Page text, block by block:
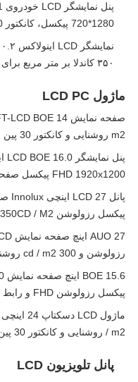
1280*720 پیکسل، کانکتور 60 پین و روشنایی 600 سی‌دی بر متر مربع
۳۵۰ کاندلا بر متر مربع برای کاربردهای خودرو
ماژول LCD PC
m2 روشنایی و کانکتور 30 پین
FHD 1920x1200 پیکسل صفحه نمایش لپ تاپ IPS 30 پین
پیکسل رزولوشن 350CD / M2 روشنایی و کانکتور 92 پین
رزولوشن و 300 cd / m2 روشنایی
پیکسل رزولوشن FHD و رابط IPS 40PIN
/ m2 روشنایی و کانکتور 30 پین
پانل تلویزیون LCD